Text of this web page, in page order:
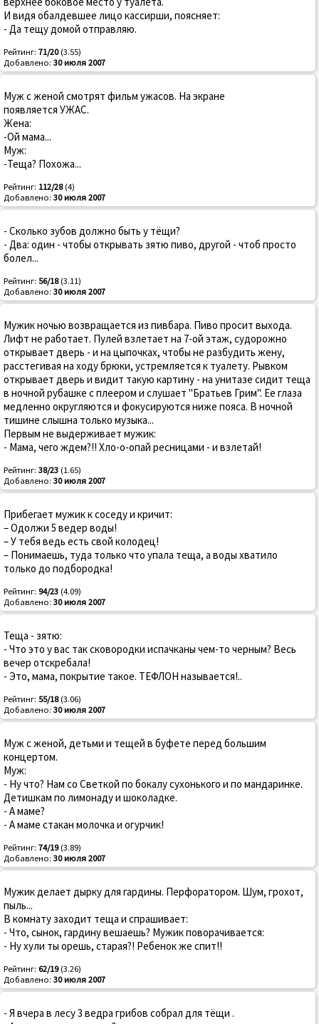
И видя обалдевшее лицо кассирши, поясняет:
- Да тещу домой отправляю.
Рейтинг: 71/20(3.55)
Добавлено: 30 июля 2007
Муж с женой смотрят фильм ужасов. На экране
появляется УЖАС.
Жена:
-Ой мама...
Муж:
-Теща? Похожа...
Рейтинг: 112/28(4)
Добавлено: 30 июля 2007
- Сколько зубов должно быть у тёщи?
- Два: один - чтобы открывать зятю пиво, другой - чтоб просто
болел...
Рейтинг: 56/18(3.11)
Добавлено: 30 июля 2007
Мужик ночью возвращается из пивбара. Пиво просит выхода.
Лифт не работает. Пулей взлетает на 7-ой этаж, судорожно
открывает дверь - и на цыпочках, чтобы не разбудить жену,
расстегивая на ходу брюки, устремляется к туалету. Рывком
открывает дверь и видит такую картину - на унитазе сидит теща
в ночной рубашке с плеером и слушает "Братьев Грим". Ее глаза
медленно округляются и фокусируются ниже пояса. В ночной
тишине слышна только музыка...
Первым не выдерживает мужик:
- Мама, чего ждем?!! Хло-о-опай ресницами - и взлетай!
Рейтинг: 38/23 (1.65)
Добавлено: 30 июля 2007
Прибегает мужик к соседу и кричит:
– Одолжи 5 ведер воды!
– У тебя ведь есть свой колодец!
– Понимаешь, туда только что упала теща, а воды хватило
только до подбородка!
Рейтинг: 94/23 (4.09)
Добавлено: 30 июля 2007
Теща - зятю:
- Что это у вас так сковородки испачканы чем-то черным? Весь
вечер отскребала!
- Это, мама, покрытие такое. ТЕФЛОН называется!..
Рейтинг: 55/18(3.06)
Добавлено: 30 июля 2007
Муж с женой, детьми и тещей в буфете перед большим
концертом.
Муж:
- Ну что? Нам со Светкой по бокалу сухонького и по мандаринке.
Детишкам по лимонаду и шоколадке.
- А маме?
- А маме стакан молочка и огурчик!
Рейтинг: 74/19(3.89)
Добавлено: 30 июля 2007
Мужик делает дырку для гардины. Перфоратором. Шум, грохот,
пыль...
В комнату заходит теща и спрашивает:
- Что, сынок, гардину вешаешь? Мужик поворачивается:
- Ну хули ты орешь, старая?! Ребенок же спит!!
Рейтинг: 62/19(3.26)
Добавлено: 30 июля 2007
- Я вчера в лесу 3 ведра грибов собрал для тёщи .